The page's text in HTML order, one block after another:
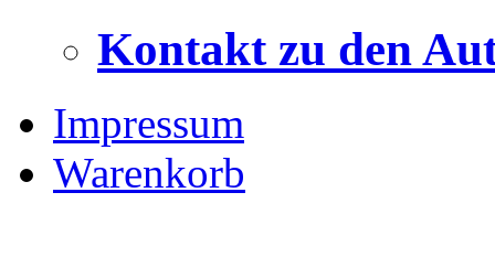
Kontakt zu den
Impressum
Warenkorb